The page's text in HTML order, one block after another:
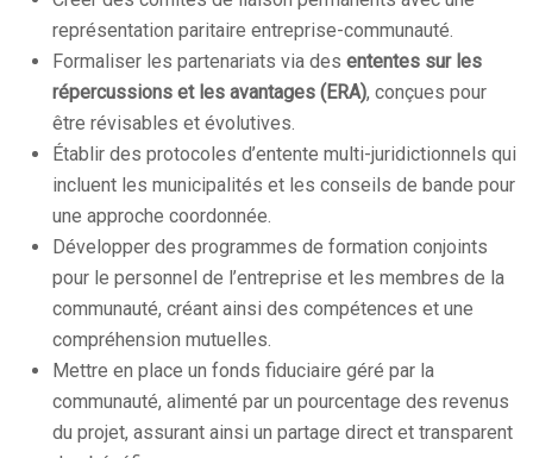
représentation paritaire entreprise-communauté.
Formaliser les partenariats via des ententes sur les
répercussions et les avantages (ERA), conçues pour
être révisables et évolutives.
Établir des protocoles d’entente multi-juridictionnels qui
incluent les municipalités et les conseils de bande pour
une approche coordonnée.
Développer des programmes de formation conjoints
pour le personnel de l’entreprise et les membres de la
communauté, créant ainsi des compétences et une
compréhension mutuelles.
Mettre en place un fonds fiduciaire géré par la
communauté, alimenté par un pourcentage des revenus
du projet, assurant ainsi un partage direct et transparent